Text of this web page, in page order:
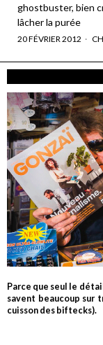
ghostbuster, bien
lâcher la purée
20 FÉVRIER 2012
Parce que seul le
savent beaucoup sur
cuisson des biftecks).